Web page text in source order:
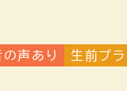
声あり 生前プ